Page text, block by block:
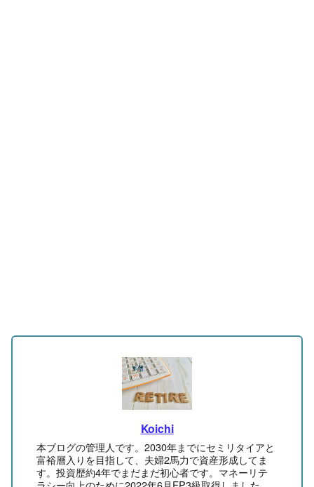
Koichi
本ブログの管理人です。2030年までにセミリタイアと
富裕層入りを目指して、夫婦2馬力で資産形成してま
す。投資歴約4年でまだまだ初心者です。マネーリテ